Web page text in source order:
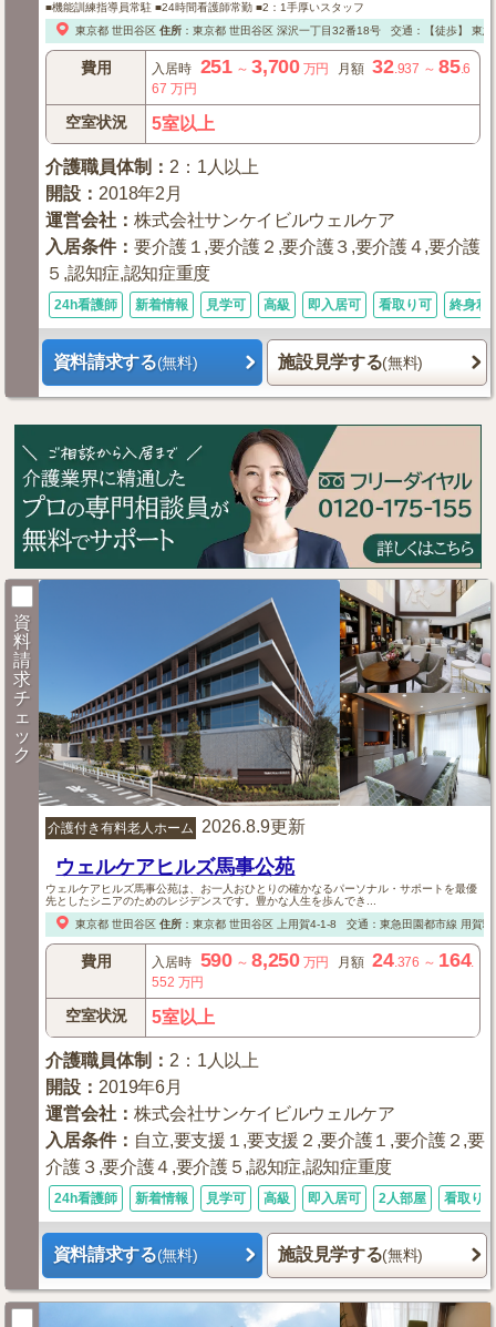
■機能訓練指導員常駐 ■24時間看護師常勤 ■2：1手厚いスタッフ
東京都 世田谷区 住所： 東京都 世田谷区 深沢一丁目32番18号 交通：【徒歩】 東急
費用 入居時 251～3,700 万円 月額 32.937 ～85.6
67 万円
空室状況 5室以上
介護職員体制 ：2：1人以上
開設 ：2018年2月
運営会社 ：株式会社サンケイビルウェルケア
入居条件：要介護１,要介護２,要介護３,要介護４,要介護
５,認知症,認知症重度
24h看護師 新着情報 見学可 高級 即入居可 看取り可 終身利
資料請求する(無料) 施設見学する(無料)
資
料
請
求
チ
ェ
ッ
ク
介護付き有料老人ホーム 2026.8.9更新
ウェルケアヒルズ馬事公苑
ウェルケアヒルズ馬事公苑は、お一人おひとりの確かなるパーソナル・サポートを最優
先としたシニアのためのレジデンスです。豊かな人生を歩んでき...
東京都 世田谷区 住所： 東京都 世田谷区上用賀4-1-8 交通：東急田園都市線 用賀
費用 入居時 590～8,250 万円 月額 24.376 ～ 164.
552 万円
空室状況 5室以上
介護職員体制 ： 2：1人以上
開設 ： 2019年6月
運営会社 ：株式会社サンケイビルウェルケア
入居条件： 自立,要支援１,要支援２,要介護１,要介護２,要
介護３,要介護４,要介護５,認知症,認知症重度
24h看護師 新着情報 見学可 高級 即入居可 2人部屋 看取り可
資料請求する(無料) 施設見学する(無料)